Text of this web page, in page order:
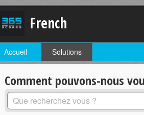
French
Accueil Solutions
Comment pouvons-nous